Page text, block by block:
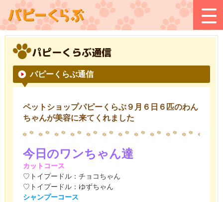
パピーくらぶ通信
パピーくらぶ通信
ペットショップパピーくらぶ９月６日６匹のわん
ちゃんが美容に来てくれました
今日のワンちゃん達
カットコース
♡トイプードル：チョコちゃん
♡トイプードル：ゆずちゃん
シャンプーコース